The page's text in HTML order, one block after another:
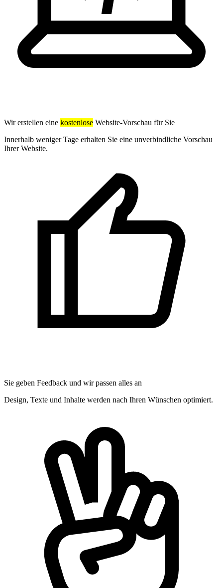
Wir erstellen eine kostenlose Website-Vorschau für Sie
Innerhalb weniger Tage erhalten Sie eine unverbindliche Vorschau
Ihrer Website.
Sie geben Feedback und wir passen alles an
Design, Texte und Inhalte werden nach Ihren Wünschen optimiert.